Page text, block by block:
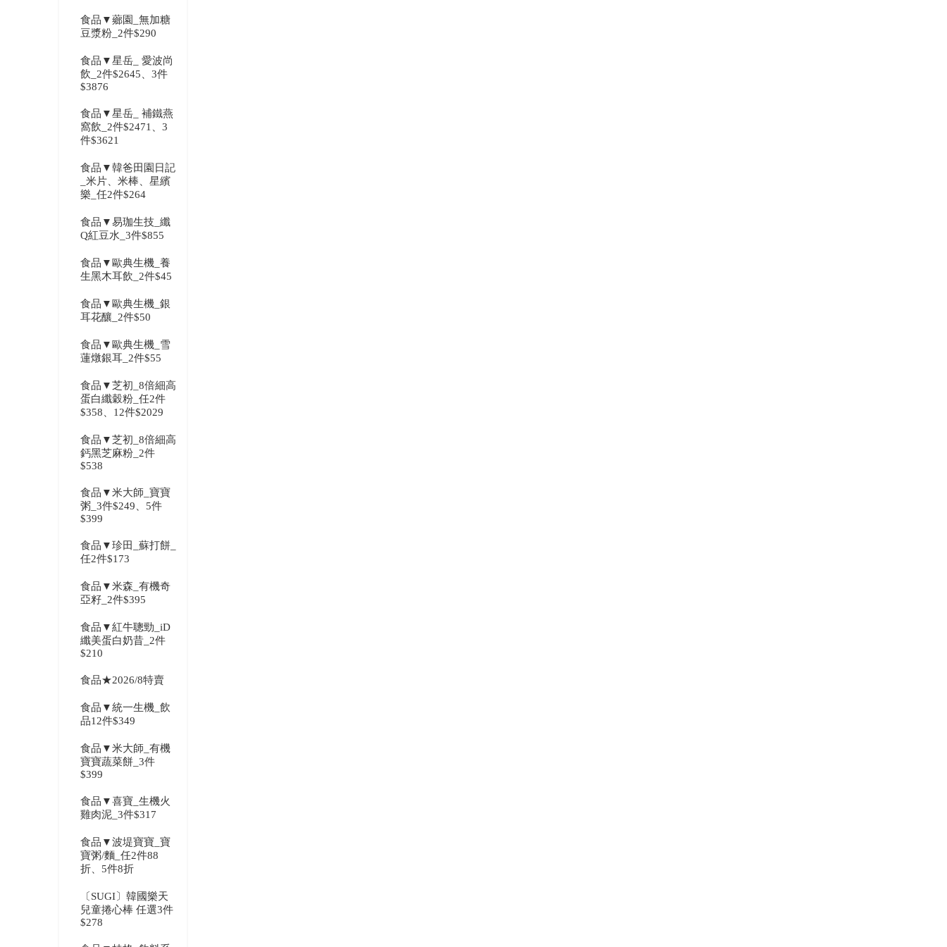
食品▼薌園_無加糖
豆漿粉_2件$290
食品▼星岳_ 愛波尚
飲_2件$2645、3件
$3876
食品▼星岳_ 補鐵燕
窩飲_2件$2471、3
件$3621
食品▼韓爸田園日記
_米片、米棒、星繽
樂_任2件$264
食品▼易珈生技_纖
Q紅豆水_3件$855
食品▼歐典生機_養
生黑木耳飲_2件$45
食品▼歐典生機_銀
耳花釀_2件$50
食品▼歐典生機_雪
蓮燉銀耳_2件$55
食品▼芝初_8倍細高
蛋白纖穀粉_任2件
$358、12件$2029
食品▼芝初_8倍細高
鈣黑芝麻粉_2件
$538
食品▼米大師_寶寶
粥_3件$249、5件
$399
食品▼珍田_蘇打餅_
任2件$173
食品▼米森_有機奇
亞籽_2件$395
食品▼紅牛聰勁_iD
纖美蛋白奶昔_2件
$210
食品★2026/8特賣
食品▼統一生機_飲
品12件$349
食品▼米大師_有機
寶寶蔬菜餅_3件
$399
食品▼喜寶_生機火
雞肉泥_3件$317
食品▼波堤寶寶_寶
寶粥/麵_任2件88
折、5件8折
〔SUGI〕韓國樂天
兒童捲心棒 任選3件
$278